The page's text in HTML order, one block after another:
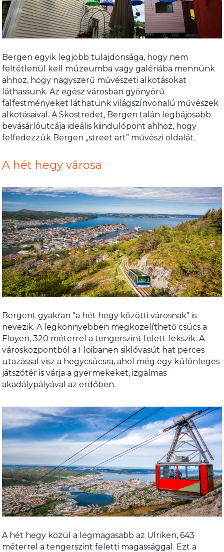
Bergen egyik legjobb tulajdonsága, hogy nem
feltétlenül kell múzeumba vagy galériába mennünk
ahhoz, hogy nagyszerű művészeti alkotásokat
láthassunk. Az egész városban gyönyörű
falfestményeket láthatunk világszínvonalú művészek
alkotásaival. A Skostredet, Bergen talán legbájosabb
bevásárlóutcája ideális kiindulópont ahhoz, hogy
felfedezzük Bergen „street art” művészi oldalát.
A hét hegy városa
Bergent gyakran "a hét hegy közötti városnak" is
nevezik. A legkönnyebben megközelíthető csúcs a
Floyen, 320 méterrel a tengerszint felett fekszik. A
városközpontból a Floibanen siklóvasút hat perces
utazással visz a hegycsúcsra, ahol még egy különleges
játszótér is várja a gyermekeket, izgalmas
akadálypályával az erdőben.
A hét hegy közül a legmagasabb az Ulriken, 643
méterrel a tengerszint feletti magassággal. Ezt a